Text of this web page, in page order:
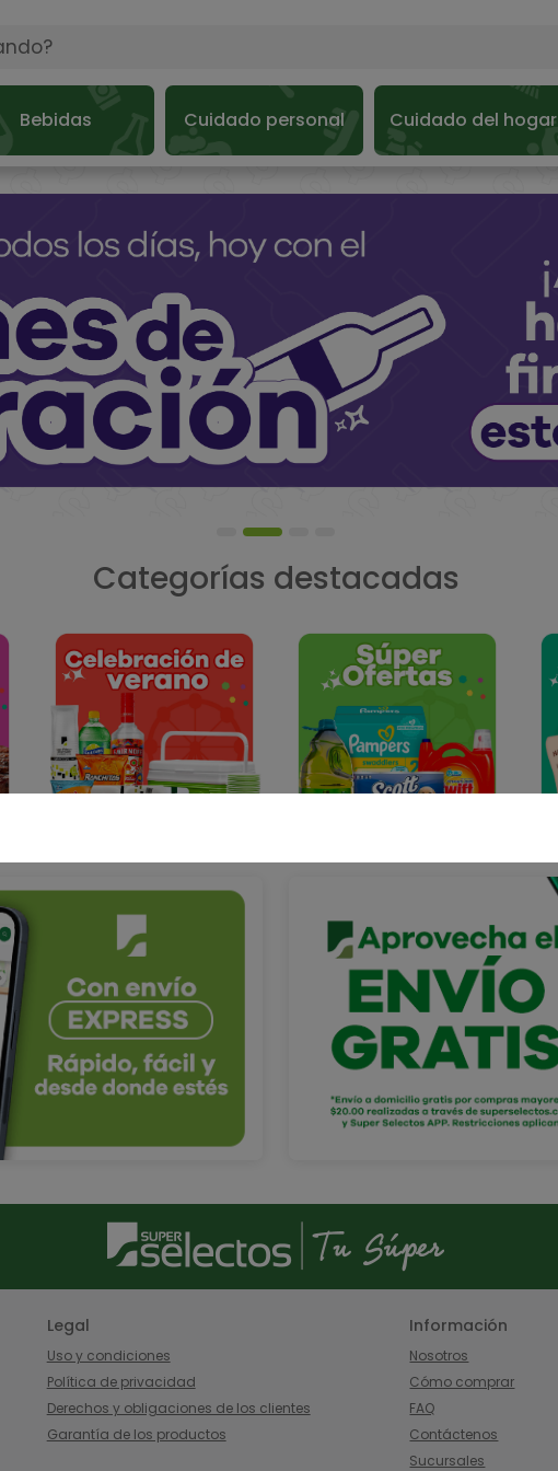
Bebidas Cuidado personal Cuidado del hogar
Categorías destacadas
Legal
Uso y condiciones
Política de privacidad
Derechos y obligaciones de los clientes
Garantía de los productos
Información
Nosotros
Cómo comprar
FAQ
Contáctenos
Sucursales